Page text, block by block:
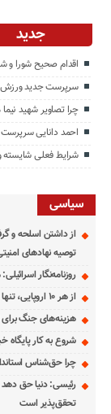
جدید
اقدام صحیح شورا و
سرپرست جدید ورزش
چرا تصاویر شهید
احمد دانایی
شرایط فعلی
سیاسی
از داشتن اسلحه و
توصیه نهادهای
روزنامه‌نگار
از هر ۱۰ اروپایی، تنها یک نفر آمریکا را متحد خود می‌داند
هزینه‌های جنگ برای
شروع به کار پایگاه
چرا حق‌شناس
تحقق‌پذیر است